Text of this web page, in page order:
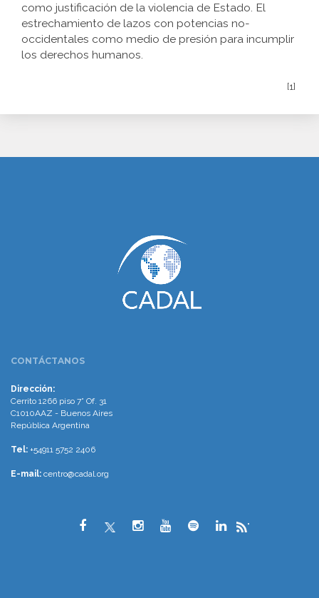
como justificación de la violencia de Estado. El
estrechamiento de lazos con potencias no-
occidentales como medio de presión para incumplir
los derechos humanos.
[1]
CONTÁCTANOS
Dirección:
Cerrito 1266 piso 7° Of. 31
C1010AAZ - Buenos Aires
República Argentina
Tel: +54911 5752 2406
E-mail: centro@cadal.org
"